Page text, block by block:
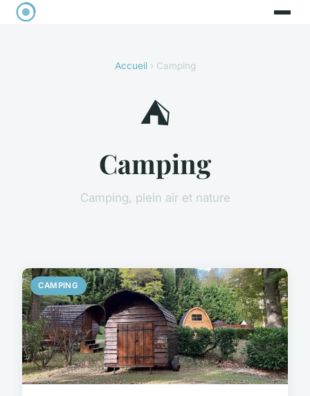
Accueil› Camping
⛺
Camping
Camping, plein air et nature
CAMPING